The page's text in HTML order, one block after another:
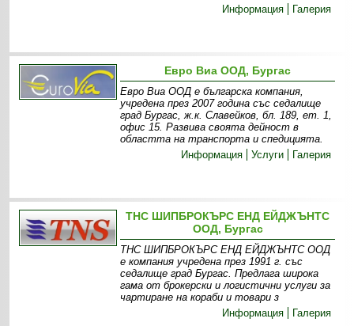
Информация
Галерия
Евро Виа ООД, Бургас
Евро Виа ООД е българска компания,
учредена през 2007 година със седалище
град Бургас, ж.к. Славейков, бл. 189, ет. 1,
офис 15. Развива своята дейност в
областта на транспорта и спедицията.
Информация
Услуги Галерия
ТНС ШИПБРОКЪРС ЕНД ЕЙДЖЪНТС
ООД, Бургас
ТНС ШИПБРОКЪРС ЕНД ЕЙДЖЪНТС ООД
е компания учредена през 1991 г. със
седалище град Бургас. Предлага широка
гама от брокерски и логистични услуги за
чартиране на кораби и товари з
Информация
Галерия